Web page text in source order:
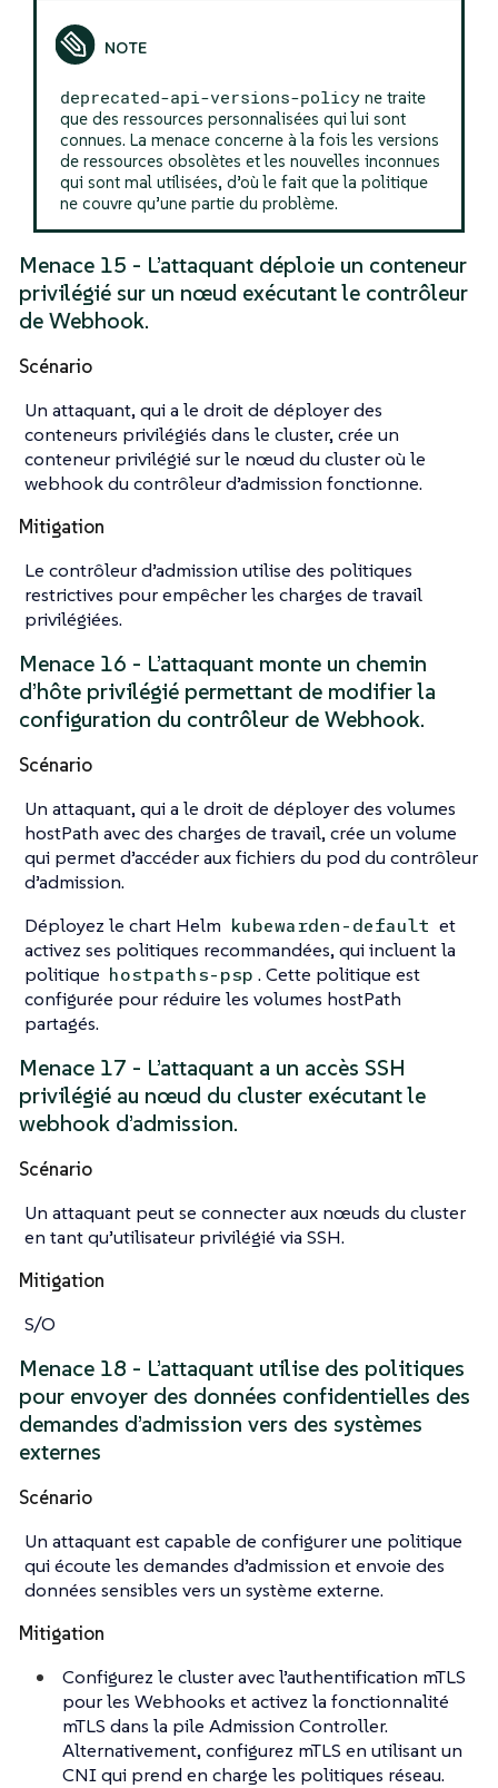
deprecated-api-versions-policyne traite
que des ressources personnalisées qui lui sont
connues. La menace concerne à la fois les versions
de ressources obsolètes et les nouvelles inconnues
qui sont mal utilisées, d’où le fait que la politique
ne couvre qu’une partie du problème.
Menace 15 - L’attaquant déploie un conteneur
privilégié sur un nœud exécutant le contrôleur
de Webhook.
Scénario
Un attaquant, qui a le droit de déployer des
conteneurs privilégiés dans le cluster, crée un
conteneur privilégié sur le nœud du cluster où le
webhook du contrôleur d’admission fonctionne.
Mitigation
Le contrôleur d’admission utilise des politiques
restrictives pour empêcher les charges de travail
privilégiées.
Menace 16 - L’attaquant monte un chemin
d’hôte privilégié permettant de modifier la
configuration du contrôleur de Webhook.
Scénario
Un attaquant, qui a le droit de déployer des volumes
hostPath avec des charges de travail, crée un volume
qui permet d’accéder aux fichiers du pod du contrôleur
d’admission.
Déployez le chart Helm kubewarden-default et
activez ses politiques recommandées, qui incluent la
politique hostpaths-psp . Cette politique est
configurée pour réduire les volumes hostPath
partagés.
Menace 17 - L’attaquant a un accès SSH
privilégié au nœud du cluster exécutant le
webhook d’admission.
Scénario
Un attaquant peut se connecter aux nœuds du cluster
en tant qu’utilisateur privilégié via SSH.
Mitigation
S/O
Menace 18 - L’attaquant utilise des politiques
pour envoyer des données confidentielles des
demandes d’admission vers des systèmes
externes
Scénario
Un attaquant est capable de configurer une politique
qui écoute les demandes d’admission et envoie des
données sensibles vers un système externe.
Mitigation
Configurez le cluster avec l’authentification mTLS
pour les Webhooks et activez la fonctionnalité
mTLS dans la pile Admission Controller.
Alternativement, configurez mTLS en utilisant un
CNI qui prend en charge les politiques réseau.